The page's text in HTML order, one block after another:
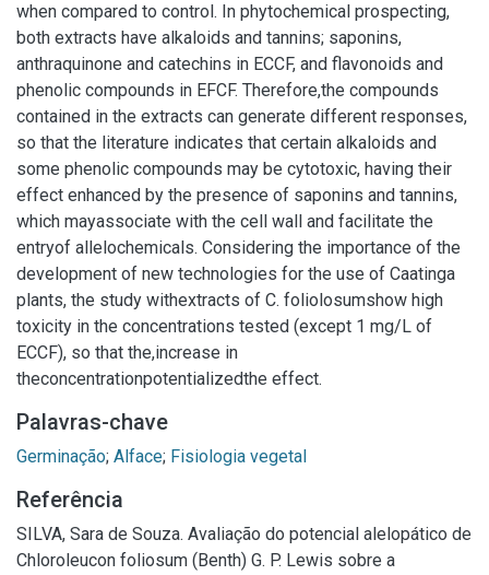
when compared to control. In phytochemical prospecting,
both extracts have alkaloids and tannins; saponins,
anthraquinone and catechins in ECCF, and flavonoids and
phenolic compounds in EFCF. Therefore,the compounds
contained in the extracts can generate different responses,
so that the literature indicates that certain alkaloids and
some phenolic compounds may be cytotoxic, having their
effect enhanced by the presence of saponins and tannins,
which mayassociate with the cell wall and facilitate the
entryof allelochemicals. Considering the importance of the
development of new technologies for the use of Caatinga
plants, the study withextracts of C. foliolosumshow high
toxicity in the concentrations tested (except 1 mg/L of
ECCF), so that the,increase in
theconcentrationpotentializedthe effect.
Palavras-chave
Germinação; Alface; Fisiologia vegetal
Referência
SILVA, Sara de Souza. Avaliação do potencial alelopático de
Chloroleucon foliosum (Benth) G. P. Lewis sobre a